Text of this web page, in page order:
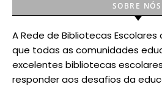
SOBRE NÓS
A Rede de Bibliotecas
que todas as comunidades
excelentes bibliotecas
responder aos desafios da